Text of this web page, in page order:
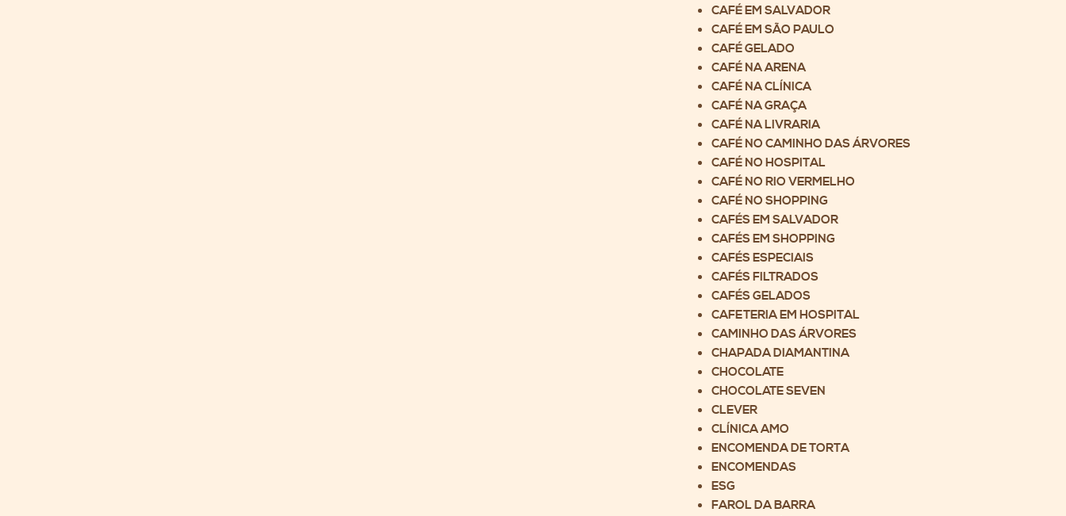
CAFÉ EM SALVADOR
CAFÉ EM SÃO PAULO
CAFÉ GELADO
CAFÉ NA ARENA
CAFÉ NA CLÍNICA
CAFÉ NA GRAÇA
CAFÉ NA LIVRARIA
CAFÉ NO CAMINHO DAS ÁRVORES
CAFÉ NO HOSPITAL
CAFÉ NO RIO VERMELHO
CAFÉ NO SHOPPING
CAFÉS EM SALVADOR
CAFÉS EM SHOPPING
CAFÉS ESPECIAIS
CAFÉS FILTRADOS
CAFÉS GELADOS
CAFETERIA EM HOSPITAL
CAMINHO DAS ÁRVORES
CHAPADA DIAMANTINA
CHOCOLATE
CHOCOLATE SEVEN
CLEVER
CLÍNICA AMO
ENCOMENDA DE TORTA
ENCOMENDAS
ESG
FAROL DA BARRA